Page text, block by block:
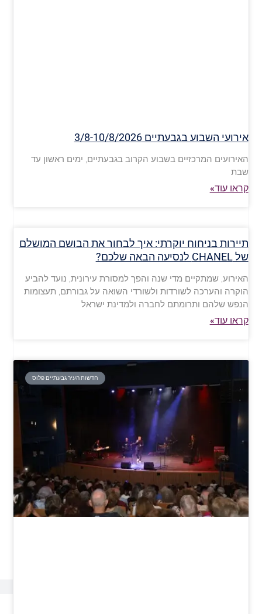
אירועי השבוע בגבעתיים 3/8-10/8/2026
האירועים המרכזיים בשבוע הקרוב בגבעתיים, ימים ראשון עד
שבת
קראו עוד»
תיירות בניחוח יוקרתי: איך לבחור את הבושם המושלם
של CHANEL לנסיעה הבאה שלכם?
האירוע, שמתקיים מדי שנה והפך למסורת עירונית, נועד להביע
הוקרה והערכה לשורדות ולשורדי השואה על גבורתם, תעצומות
הנפש שלהם ותרומתם לחברה ולמדינת ישראל
קראו עוד»
חדשות העיר גבעתיים פלוס